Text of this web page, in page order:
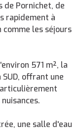
de Pornichet, de
rapidement à
les séjours
571 m², la
offrant une
une salle d'eau